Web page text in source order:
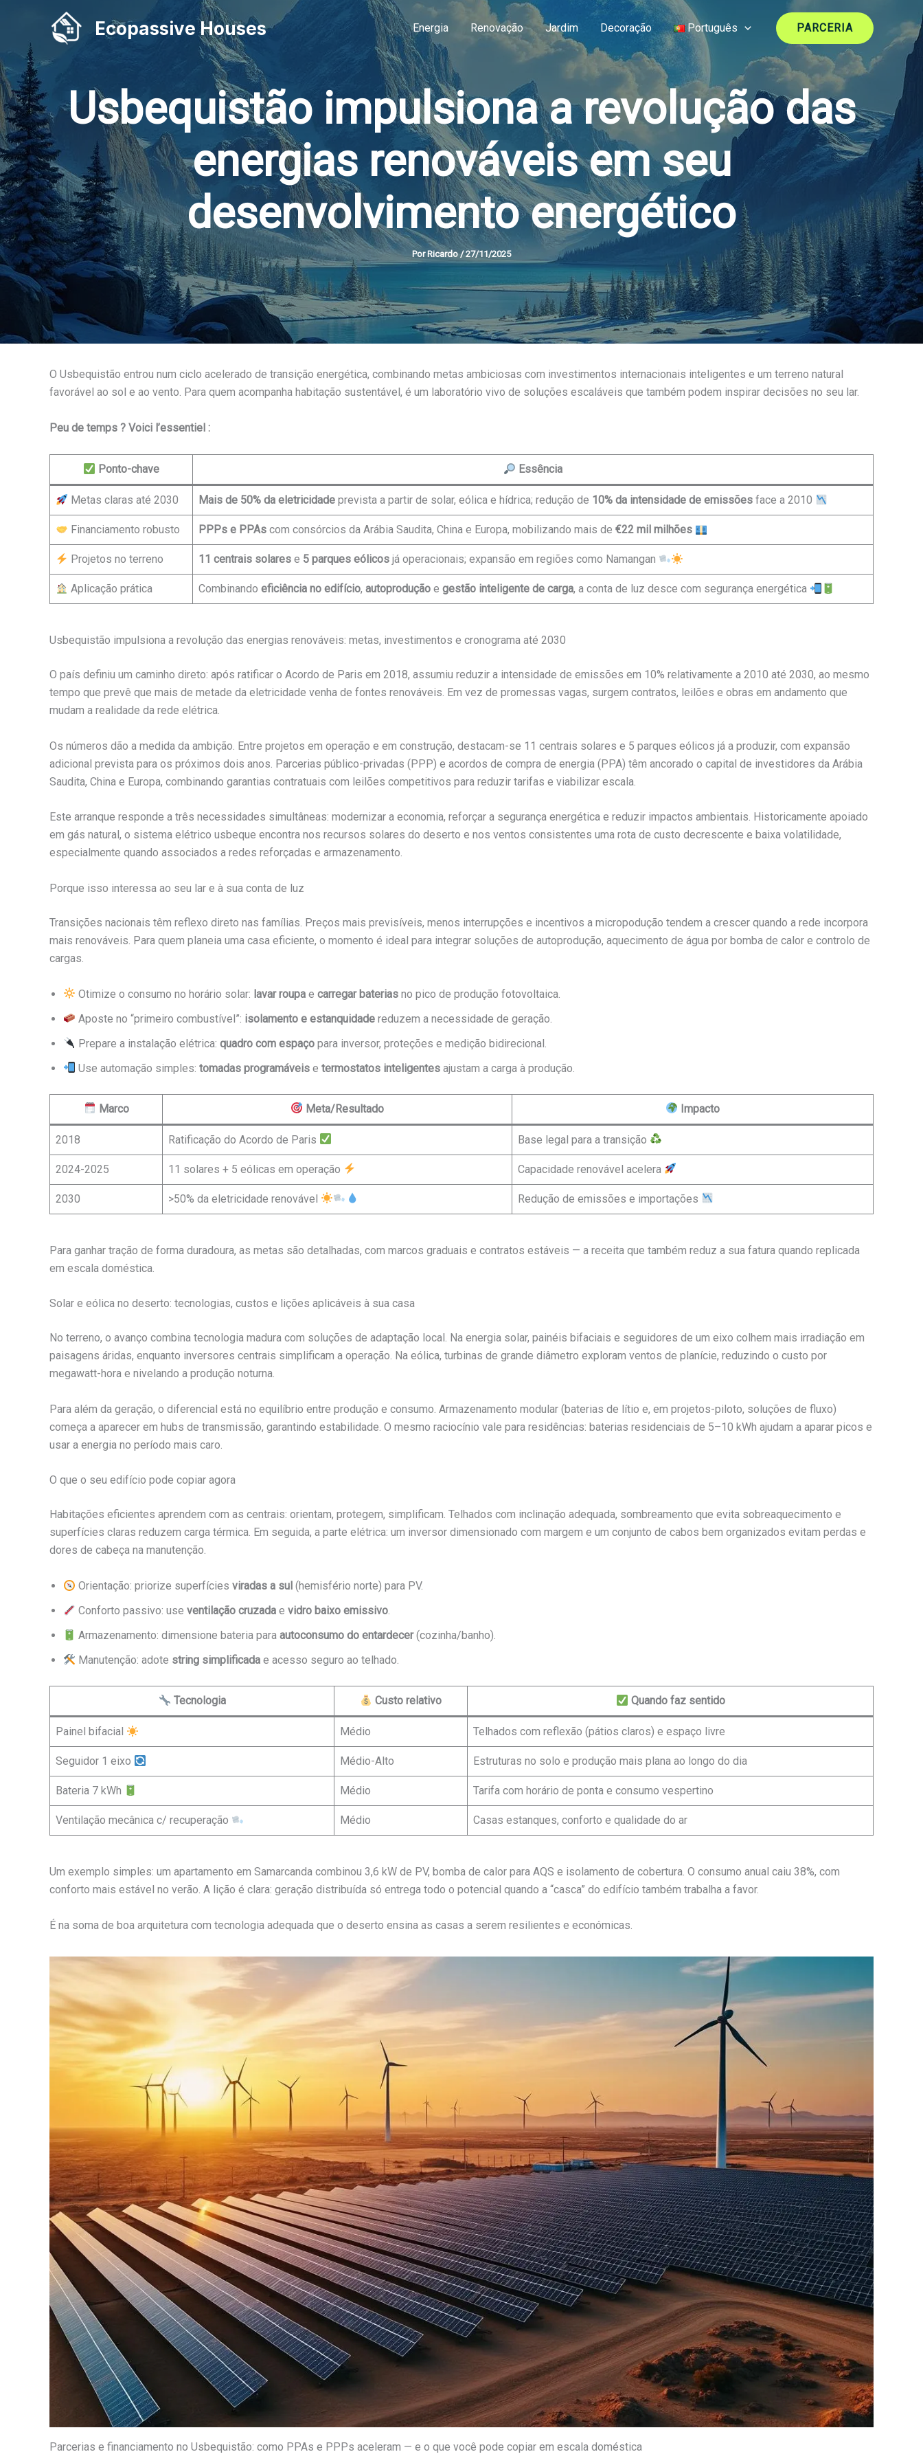
content
Ecopassive Houses Energia Renovação Jardim Decoração Português PARCERIA
Usbequistão impulsiona a revolução das
energias renováveis em seu
desenvolvimento energético
Por Ricardo/27/11/2025
O Usbequistão entrou num ciclo acelerado de transição energética, combinando metas ambiciosas com investimentos internacionais inteligentes e um terreno natural
favorável ao sol e ao vento. Para quem acompanha habitação sustentável, é um laboratório vivo de soluções escaláveis que também podem inspirar decisões no seu lar.
Peu de temps ? Voici l’essentiel :
Ponto-chave Essência
Metas claras até 2030 Mais de 50% da eletricidade prevista a partir de solar, eólica e hídrica; redução de 10% da intensidade de emissões face a 2010
Financiamento robusto PPPs e PPAs com consórcios da Arábia Saudita, China e Europa, mobilizando mais de €22 mil milhões
Projetos no terreno 11 centrais solares e 5 parques eólicos já operacionais; expansão em regiões como Namangan
Aplicação prática Combinando eficiência no edifício, autoprodução e gestão inteligente de carga, a conta de luz desce com segurança energética
Usbequistão impulsiona a revolução das energias renováveis: metas, investimentos e cronograma até 2030
O país definiu um caminho direto: após ratificar o Acordo de Paris em 2018, assumiu reduzir a intensidade de emissões em 10% relativamente a 2010 até 2030, ao mesmo
tempo que prevê que mais de metade da eletricidade venha de fontes renováveis. Em vez de promessas vagas, surgem contratos, leilões e obras em andamento que
mudam a realidade da rede elétrica.
Os números dão a medida da ambição. Entre projetos em operação e em construção, destacam-se 11 centrais solares e 5 parques eólicos já a produzir, com expansão
adicional prevista para os próximos dois anos. Parcerias público-privadas (PPP) e acordos de compra de energia (PPA) têm ancorado o capital de investidores da Arábia
Saudita, China e Europa, combinando garantias contratuais com leilões competitivos para reduzir tarifas e viabilizar escala.
Este arranque responde a três necessidades simultâneas: modernizar a economia, reforçar a segurança energética e reduzir impactos ambientais. Historicamente apoiado
em gás natural, o sistema elétrico usbeque encontra nos recursos solares do deserto e nos ventos consistentes uma rota de custo decrescente e baixa volatilidade,
especialmente quando associados a redes reforçadas e armazenamento.
Porque isso interessa ao seu lar e à sua conta de luz
Transições nacionais têm reflexo direto nas famílias. Preços mais previsíveis, menos interrupções e incentivos a micropodução tendem a crescer quando a rede incorpora
mais renováveis. Para quem planeia uma casa eficiente, o momento é ideal para integrar soluções de autoprodução, aquecimento de água por bomba de calor e controlo de
cargas.
Otimize o consumo no horário solar: lavar roupa ecarregar baterias no pico de produção fotovoltaica.
Aposte no “primeiro combustível”: isolamento e estanquidade reduzem a necessidade de geração.
Prepare a instalação elétrica:quadro com espaço para inversor, proteções e medição bidirecional.
Use automação simples:tomadas programáveis etermostatos inteligentes ajustam a carga à produção.
Marco Meta/Resultado Impacto
2018 Ratificação do Acordo de Paris Base legal para a transição
2024-2025 11 solares + 5 eólicas em operação Capacidade renovável acelera
2030 >50% da eletricidade renovável Redução de emissões e importações
Para ganhar tração de forma duradoura, as metas são detalhadas, com marcos graduais e contratos estáveis — a receita que também reduz a sua fatura quando replicada
em escala doméstica.
Solar e eólica no deserto: tecnologias, custos e lições aplicáveis à sua casa
No terreno, o avanço combina tecnologia madura com soluções de adaptação local. Na energia solar, painéis bifaciais e seguidores de um eixo colhem mais irradiação em
paisagens áridas, enquanto inversores centrais simplificam a operação. Na eólica, turbinas de grande diâmetro exploram ventos de planície, reduzindo o custo por
megawatt-hora e nivelando a produção noturna.
Para além da geração, o diferencial está no equilíbrio entre produção e consumo. Armazenamento modular (baterias de lítio e, em projetos-piloto, soluções de fluxo)
começa a aparecer em hubs de transmissão, garantindo estabilidade. O mesmo raciocínio vale para residências: baterias residenciais de 5–10 kWh ajudam a aparar picos e
usar a energia no período mais caro.
O que o seu edifício pode copiar agora
Habitações eficientes aprendem com as centrais: orientam, protegem, simplificam. Telhados com inclinação adequada, sombreamento que evita sobreaquecimento e
superfícies claras reduzem carga térmica. Em seguida, a parte elétrica: um inversor dimensionado com margem e um conjunto de cabos bem organizados evitam perdas e
dores de cabeça na manutenção.
Orientação: priorize superfíciesviradas a sul (hemisfério norte) para PV.
Conforto passivo: useventilação cruzada evidro baixo emissivo.
Armazenamento: dimensione bateria paraautoconsumo do entardecer(cozinha/banho).
Manutenção: adote string simplificada e acesso seguro ao telhado.
Tecnologia Custo relativo Quando faz sentido
Painel bifacial Médio Telhados com reflexão (pátios claros) e espaço livre
Seguidor 1 eixo Médio-Alto Estruturas no solo e produção mais plana ao longo do dia
Bateria 7 kWh Médio Tarifa com horário de ponta e consumo vespertino
Ventilação mecânica c/ recuperação Médio Casas estanques, conforto e qualidade do ar
Um exemplo simples: um apartamento em Samarcanda combinou 3,6 kW de PV, bomba de calor para AQS e isolamento de cobertura. O consumo anual caiu 38%, com
conforto mais estável no verão. A lição é clara: geração distribuída só entrega todo o potencial quando a “casca” do edifício também trabalha a favor.
É na soma de boa arquitetura com tecnologia adequada que o deserto ensina as casas a serem resilientes e económicas.
Parcerias e financiamento no Usbequistão: como PPAs e PPPs aceleram — e o que você pode copiar em escala doméstica